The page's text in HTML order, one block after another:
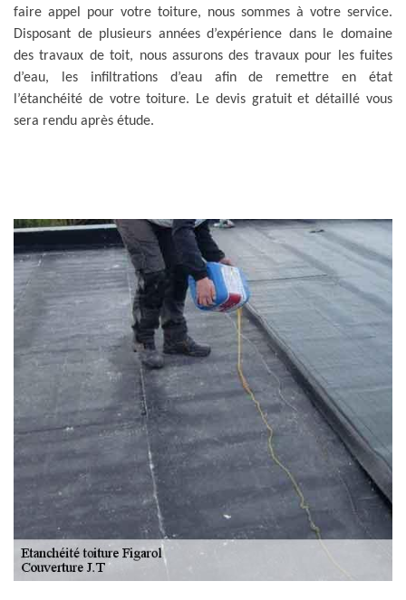
faire appel pour votre toiture, nous sommes à votre service.
Disposant de plusieurs années d’expérience dans le domaine
des travaux de toit, nous assurons des travaux pour les fuites
d’eau, les infiltrations d’eau afin de remettre en état
l’étanchéité de votre toiture. Le devis gratuit et détaillé vous
sera rendu après étude.